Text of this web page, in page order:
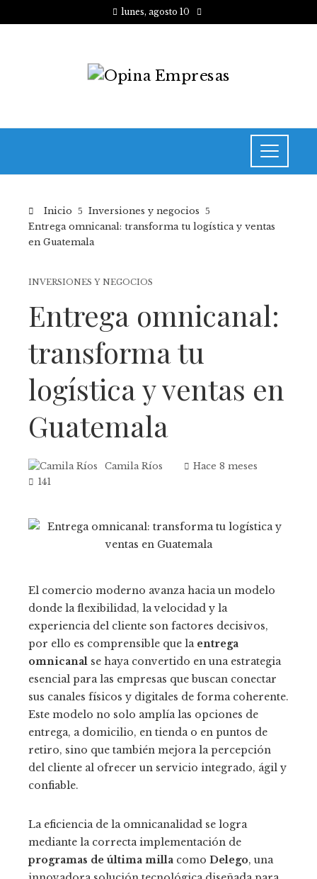
lunes, agosto 10
Inicio
Inversiones y negocios
Entrega omnicanal: transforma tu logística y ventas
en Guatemala
INVERSIONES Y NEGOCIOS
Entrega omnicanal:
transforma tu
logística y ventas en
Guatemala
Camila Ríos
Hace 8 meses
141
El comercio moderno avanza hacia un modelo
donde la flexibilidad, la velocidad y la
experiencia del cliente son factores decisivos,
por ello es comprensible que la entrega
omnicanal se haya convertido en una estrategia
esencial para las empresas que buscan conectar
sus canales físicos y digitales de forma coherente.
Este modelo no solo amplía las opciones de
entrega, a domicilio, en tienda o en puntos de
retiro, sino que también mejora la percepción
del cliente al ofrecer un servicio integrado, ágil y
confiable.
La eficiencia de la omnicanalidad se logra
mediante la correcta implementación de
programas de última milla como Delego, una